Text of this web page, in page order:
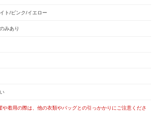
ト/ピンク/イエロー
みあり
や着用の際は、他の衣類やバッグとの引っかかりにご注意くださ